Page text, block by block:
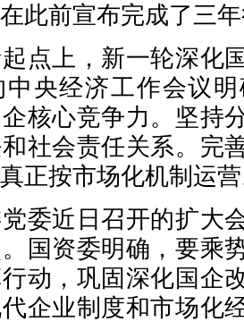
此前宣布完成了三
上，新一轮深化
中央经济工作会议
核心竞争力。坚持
社会责任关系。完
正按市场化机制运
近日召开的扩大
国资委明确，要乘
动，巩固深化国企
企业制度和市场化